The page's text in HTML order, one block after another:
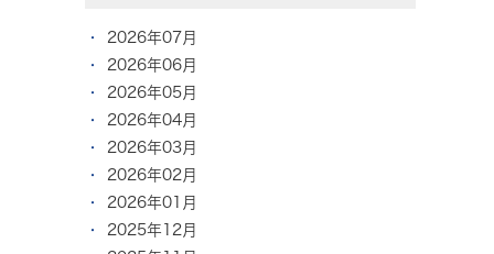
2026年07月
2026年06月
2026年05月
2026年04月
2026年03月
2026年02月
2026年01月
2025年12月